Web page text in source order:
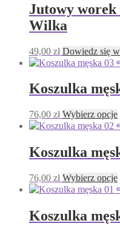
Jutowy
Wilka
49,00 zł Dowiedz się
Koszulka
76,00 zł Wybierz opcje
Koszulka
76,00 zł Wybierz opcje
Koszulka